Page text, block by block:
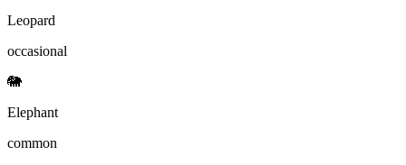
Leopard
occasional
🐘
Elephant
common